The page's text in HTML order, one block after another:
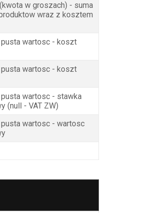
w groszach) - suma
wraz z kosztem
pusta wartosc - koszt
pusta wartosc - koszt
wartosc - stawka
(null - VAT ZW)
wartosc - wartosc